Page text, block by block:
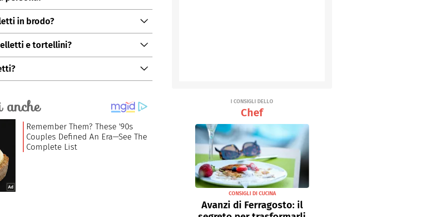
circa 150 grammi di cappelletti.
in brodo?
orientare verso un Trebbiano dotato di
e tortellini?
sono chiusi tradizionalmente attorno
chiuso direttamente unendo le due
loro forma.
I CONSIGLI DELLO
Chef
CONSIGLI DI CUCINA
Avanzi di Ferragosto: il